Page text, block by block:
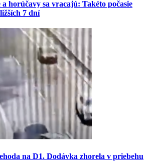
horúčavy sa vracajú: Takéto počasie
7 dní
na D1. Dodávka zhorela v priebehu